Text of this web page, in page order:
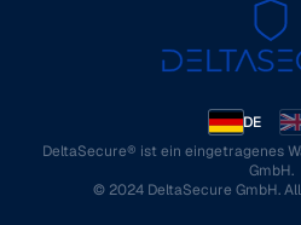
DE
DeltaSecure® ist ein eingetragenes
GmbH.
© 2024 DeltaSecure GmbH.